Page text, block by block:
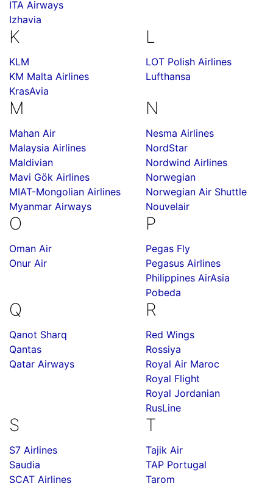
ITA Airways
Izhavia
K
KLM
KM Malta Airlines
KrasAvia
L
LOT Polish Airlines
Lufthansa
M
Mahan Air
Malaysia Airlines
Maldivian
Mavi Gök Airlines
MIAT-Mongolian Airlines
Myanmar Airways
N
Nesma Airlines
NordStar
Nordwind Airlines
Norwegian
Norwegian Air Shuttle
Nouvelair
O
Oman Air
Onur Air
P
Pegas Fly
Pegasus Airlines
Philippines AirAsia
Pobeda
Q
Qanot Sharq
Qantas
Qatar Airways
R
Red Wings
Rossiya
Royal Air Maroc
Royal Flight
Royal Jordanian
RusLine
S
S7 Airlines
Saudia
SCAT Airlines
T
Tajik Air
TAP Portugal
Tarom